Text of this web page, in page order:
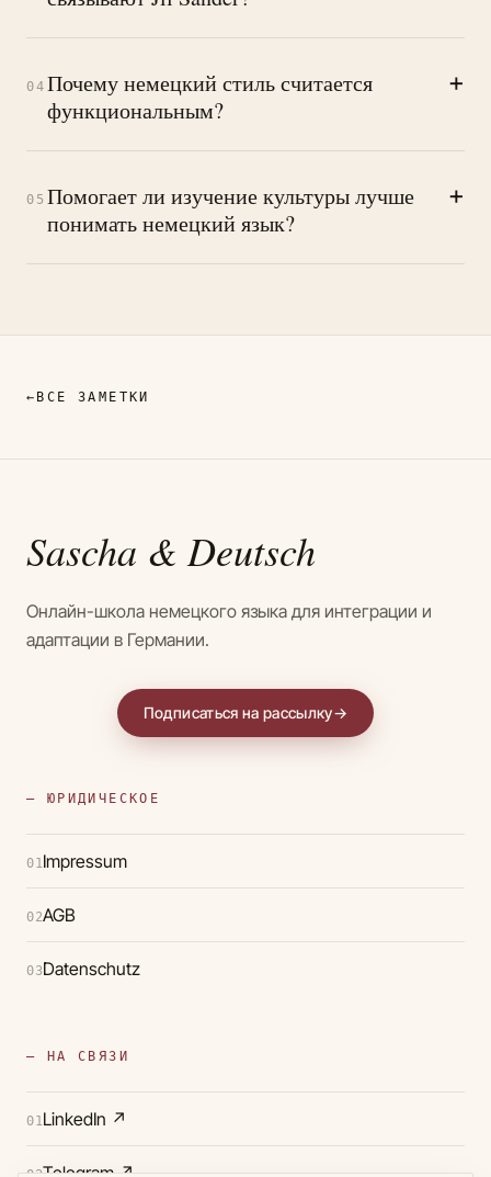
04 Почему немецкий стиль считается
функциональным?
+
05 Помогает ли изучение культуры лучше
понимать немецкий язык?
+
← ВСЕ ЗАМЕТКИ
Sascha & Deutsch
Онлайн-школа немецкого языка для интеграции и
адаптации в Германии.
Подписаться на рассылку→
— ЮРИДИЧЕСКОЕ
01 Impressum
02AGB
03Datenschutz
— НА СВЯЗИ
01 LinkedIn ↗
Telegram ↗